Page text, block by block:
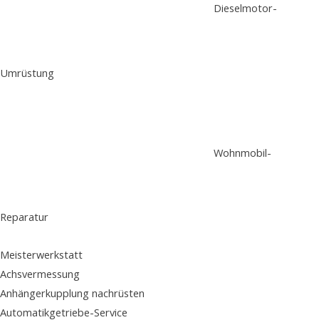
Dieselmotor-
Umrüstung
Wohnmobil-
Reparatur
Meisterwerkstatt
Achsvermessung
Anhängerkupplung nachrüsten
Automatikgetriebe-Service